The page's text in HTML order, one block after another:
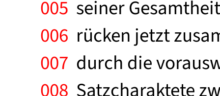
005 seiner
006 rücken jetzt
007 durch die